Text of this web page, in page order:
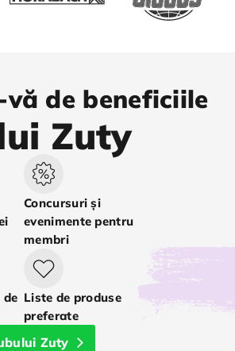
de beneficiile
Zuty
Concursuri și
evenimente pentru
membri
de Liste de produse
preferate
Zuty